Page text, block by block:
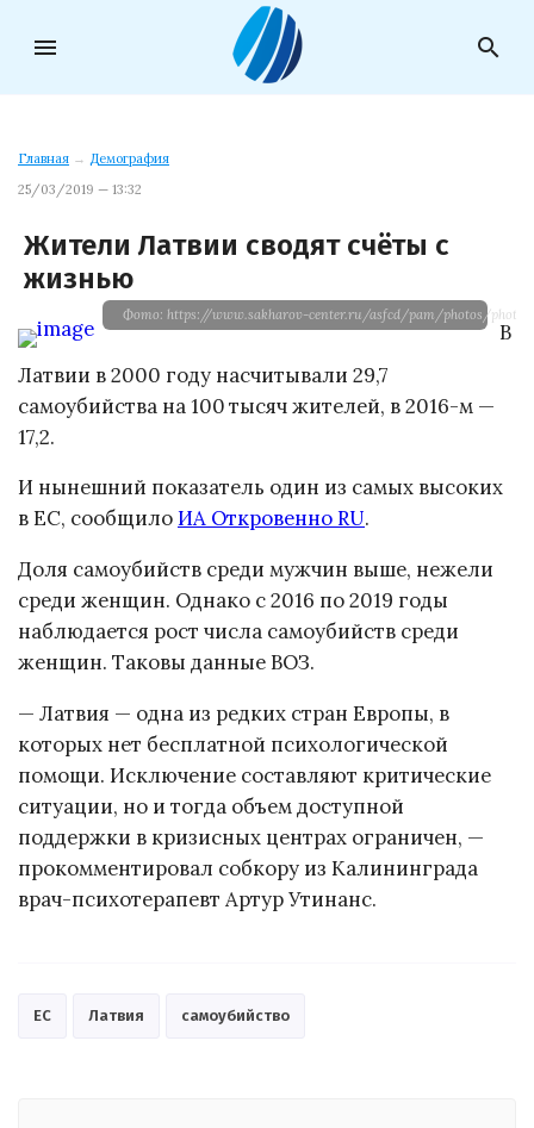
menu search
Главная → Демография
25/03/2019 — 13:32
Жители Латвии сводят счёты с
жизнью
Фото: https://www.sakharov-center.ru/asfcd/pam/photos/
В
Латвии в 2000 году насчитывали 29,7
самоубийства на 100 тысяч жителей, в 2016-м —
17,2.
И нынешний показатель один из самых высоких
в ЕС, сообщилоИА Откровенно RU.
Доля самоубийств среди мужчин выше, нежели
среди женщин. Однако с 2016 по 2019 годы
наблюдается рост числа самоубийств среди
женщин. Таковы данные ВОЗ.
— Латвия — одна из редких стран Европы, в
которых нет бесплатной психологической
помощи. Исключение составляют критические
ситуации, но и тогда объем доступной
поддержки в кризисных центрах ограничен, —
прокомментировал собкору из Калининграда
врач-психотерапевт Артур Утинанс.
ЕС Латвия самоубийство